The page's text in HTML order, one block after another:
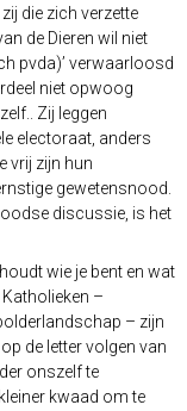
die zich verzette
de Dieren wil niet
pvda)’ verwaarloosd
niet opwoog
Zij leggen
electoraat, anders
vrij zijn hun
gewetensnood.
discussie, is het
wie je bent en wat
–
– zijn
de letter volgen van
onszelf te
kwaad om te